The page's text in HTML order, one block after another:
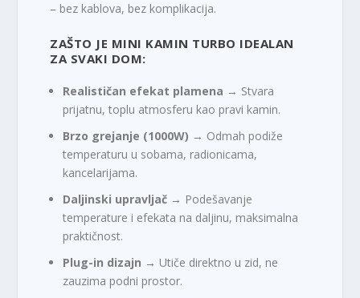
– bez kablova, bez komplikacija.
ZAŠTO JE MINI KAMIN TURBO IDEALAN
ZA SVAKI DOM:
Realističan efekat plamena → Stvara
prijatnu, toplu atmosferu kao pravi kamin.
Brzo grejanje (1000W) → Odmah podiže
temperaturu u sobama, radionicama,
kancelarijama.
Daljinski upravljač → Podešavanje
temperature i efekata na daljinu, maksimalna
praktičnost.
Plug-in dizajn → Utiče direktno u zid, ne
zauzima podni prostor.